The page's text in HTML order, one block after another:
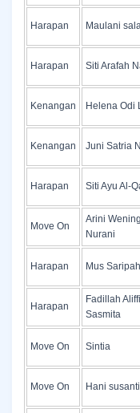
Harapan Maulani
Harapan Siti Arafah
Kenangan Helena Odi
Kenangan Juni Satria
Harapan Siti Ayu Al-
Move On
Arini Wening
Nurani
Harapan Mus Saripah
Harapan
Fadillah
Sasmita
Move On Sintia
Move On Hani susanti